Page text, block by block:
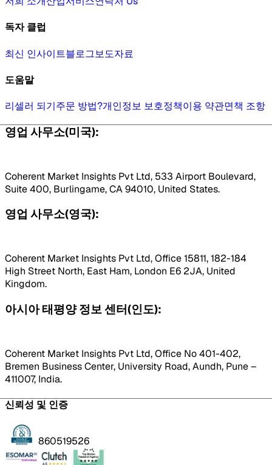
독자 클럽
최신 인사이트블로그보도자료
도움말
리셀러 되기주문 방법?개인정보 보호정책이용 약관면책 조항
영업 사무소(미국):
Coherent Market Insights Pvt Ltd, 533 Airport Boulevard,
Suite 400, Burlingame, CA 94010, United States.
영업 사무소(영국):
Coherent Market Insights Pvt Ltd, Office 15811, 182-184
High Street North, East Ham, London E6 2JA, United
Kingdom.
아시아 태평양 정보 센터(인도):
Coherent Market Insights Pvt Ltd, Office No 401-402,
Bremen Business Center, University Road, Aundh, Pune –
411007, India.
신뢰성 및 인증
860519526